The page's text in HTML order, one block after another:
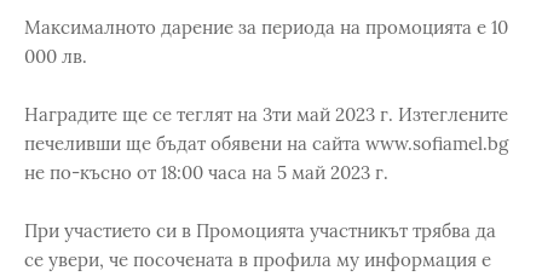
Максималното дарение за периода на промоцията е 10
000 лв.
Наградите ще се теглят на 3ти май 2023 г. Изтеглените
печеливши ще бъдат обявени на сайта www.sofiamel.bg
не по-късно от 18:00 часа на 5 май 2023 г.
При участието си в Промоцията участникът трябва да
се увери, че посочената в профила му информация е